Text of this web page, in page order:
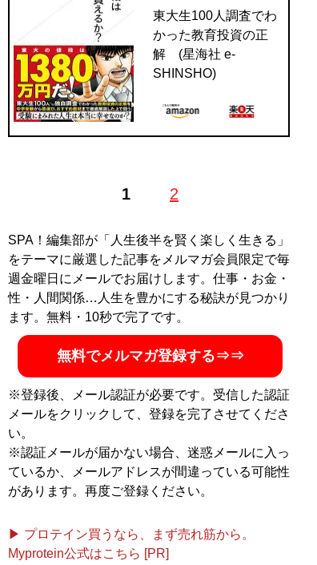
東大生100人調査でわ
かった教育投資の正
解 (星海社 e-
SHINSHO)
1 2
SPA！編集部が「人生後半を賢く楽しく生きる」
をテーマに厳選した記事をメルマガ会員限定で毎
週金曜日にメールでお届けします。仕事・お金・
性・人間関係…人生を豊かにする秘訣が見つかり
ます。無料・10秒で完了です。
無料でメルマガ登録する⇒⇒
※登録後、メール認証が必要です。受信した認証
メールをクリックして、登録を完了させてくださ
い。
※認証メールが届かない場合、迷惑メールに入っ
ているか、メールアドレスが間違っている可能性
があります。再度ご登録ください。
▶ プロテイン買うなら、まず売れ筋から。
Myprotein公式はこちら [PR]